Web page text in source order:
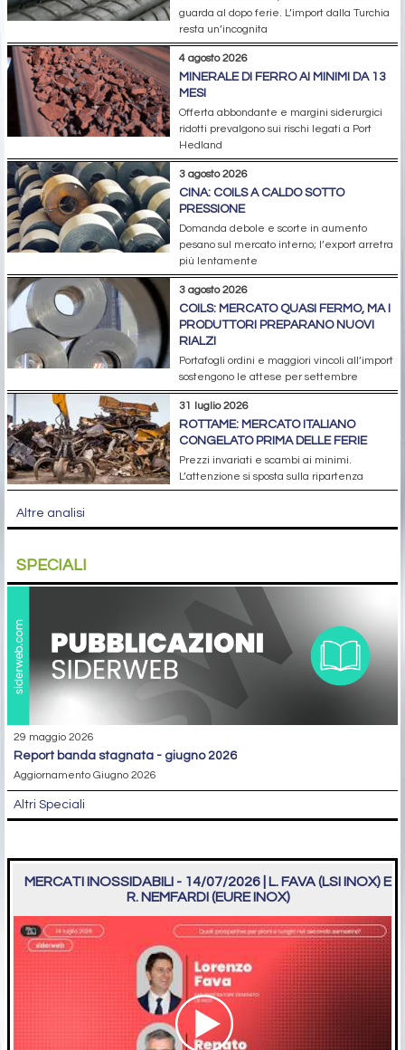
guarda al dopo ferie. L’import dalla Turchia
resta un’incognita
4 agosto 2026
MINERALE DI FERRO AI MINIMI DA 13
MESI
Offerta abbondante e margini siderurgici
ridotti prevalgono sui rischi legati a Port
Hedland
3 agosto 2026
CINA: COILS A CALDO SOTTO
PRESSIONE
Domanda debole e scorte in aumento
pesano sul mercato interno; l’export arretra
più lentamente
3 agosto 2026
COILS: MERCATO QUASI FERMO, MA I
PRODUTTORI PREPARANO NUOVI
RIALZI
Portafogli ordini e maggiori vincoli all’import
sostengono le attese per settembre
31 luglio 2026
ROTTAME: MERCATO ITALIANO
CONGELATO PRIMA DELLE FERIE
Prezzi invariati e scambi ai minimi.
L’attenzione si sposta sulla ripartenza
Altre analisi
SPECIALI
29 maggio 2026
report banda stagnata - giugno 2026
Aggiornamento Giugno 2026
Altri Speciali
MERCATI INOSSIDABILI - 14/07/2026 | L. FAVA (LSI INOX) E
R. NEMFARDI (EURE INOX)